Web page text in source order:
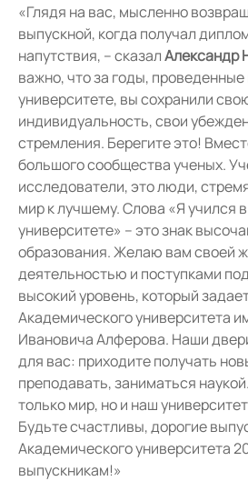
«Глядя на вас, мысленно
выпускной, когда получал
напутствия, – сказалАлександр
важно, что за годы,
университете, вы сохранили
индивидуальность, свои
стремления. Берегите это!
большого сообщества ученых.
исследователи, это люди,
мир к лучшему. Слова «Я учился
университете» – это знак
образования. Желаю вам своей
деятельностью и поступками
высокий уровень, который
Академического университета
Ивановича Алферова. Наши
для вас: приходите получать
преподавать, заниматься
только мир, но и наш
Будьте счастливы, дорогие
Академического университета
выпускникам!»